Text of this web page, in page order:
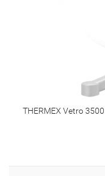
THERMEX Vetro